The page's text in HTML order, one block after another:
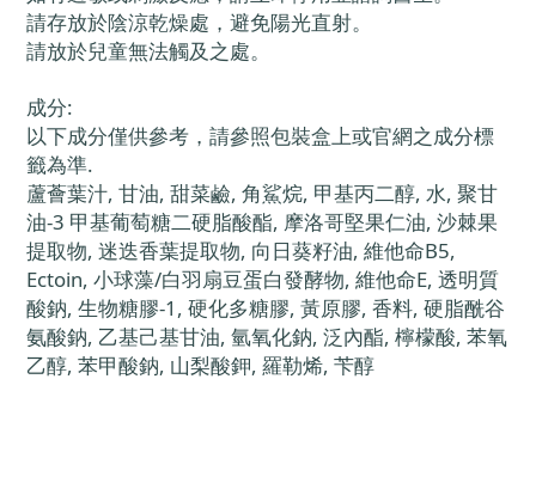
請存放於陰涼乾燥處，避免陽光直射。
請放於兒童無法觸及之處。
成分:
以下成分僅供參考，請參照包裝盒上或官網之成分標
籤為準.
蘆薈葉汁, 甘油, 甜菜鹼, 角鯊烷, 甲基丙二醇, 水, 聚甘
油-3 甲基葡萄糖二硬脂酸酯, 摩洛哥堅果仁油, 沙棘果
提取物, 迷迭香葉提取物, 向日葵籽油, 維他命B5,
Ectoin, 小球藻/白羽扇豆蛋白發酵物, 維他命E, 透明質
酸鈉, 生物糖膠-1, 硬化多糖膠, 黃原膠, 香料, 硬脂酰谷
氨酸鈉, 乙基己基甘油, 氫氧化鈉, 泛內酯, 檸檬酸, 苯氧
乙醇, 苯甲酸鈉, 山梨酸鉀, 羅勒烯, 苄醇